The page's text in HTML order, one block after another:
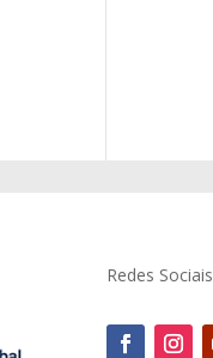
Redes Sociais